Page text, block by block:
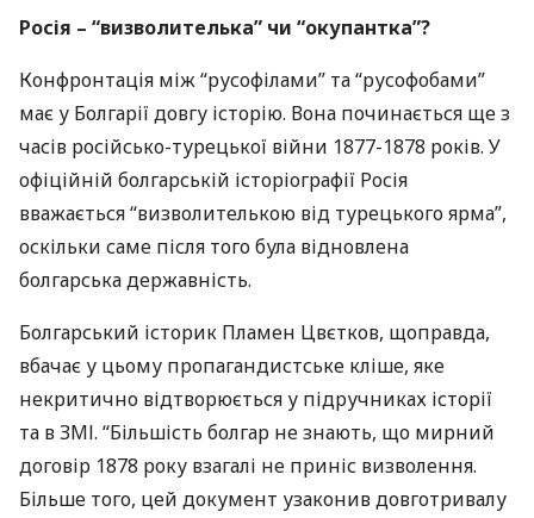
Росія – “визволителька” чи “окупантка”?
Конфронтація між “русофілами” та “русофобами”
має у Болгарії довгу історію. Вона починається ще з
часів російсько-турецької війни 1877-1878 років. У
офіційній болгарській історіографії Росія
вважається “визволителькою від турецького ярма”,
оскільки саме після того була відновлена
болгарська державність.
Болгарський історик Пламен Цвєтков, щоправда,
вбачає у цьому пропагандистське кліше, яке
некритично відтворюється у підручниках історії
та вЗМІ. “Більшість болгар не знають, що мирний
договір 1878 року взагалі не приніс визволення.
Більше того, цей документ узаконив довготривалу